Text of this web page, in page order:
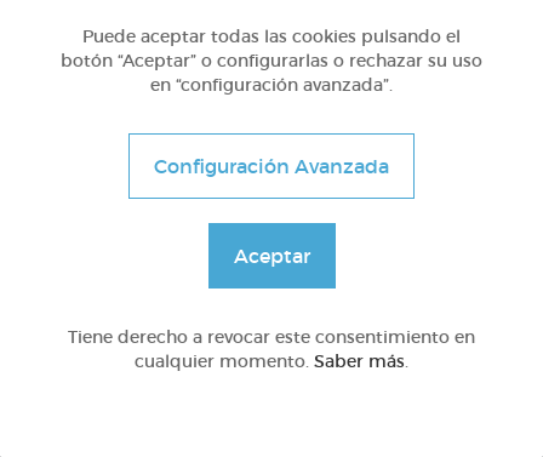
2º Primaria (7-8 años)
Aprendiendo matematicas
DOCS (4)
Puede aceptar todas las cookies pulsando el
botón “Aceptar” o configurarlas o rechazar su uso
en “configuración avanzada”.
Configuración Avanzada
Aceptar
Tiene derecho a revocar este consentimiento en
cualquier momento. Saber más.